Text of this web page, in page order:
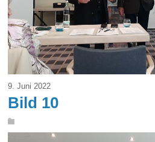
9. Juni 2022
Bild 10